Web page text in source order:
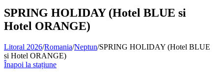
SPRING HOLIDAY (Hotel BLUE si
Hotel ORANGE)
Litoral 2026/Romania/Neptun/SPRING HOLIDAY (Hotel BLUE
si Hotel ORANGE)
Înapoi la stațiune